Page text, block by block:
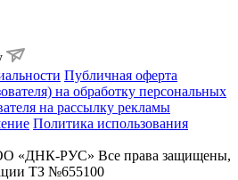
Публичная оферта
на обработку персональных
на рассылку рекламы
Политика использования
«ДНК-РУС» Все права защищены,
ТЗ №655100